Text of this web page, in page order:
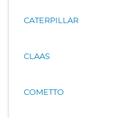
CATERPILLAR
CLAAS
COMETTO